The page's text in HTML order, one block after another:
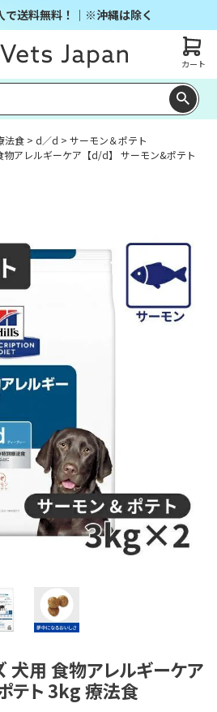
で送料無料！｜※沖縄は除く
カート
法食 d／d
サーモン＆ポテト
物アレルギーケア【d/d】 サーモン&ポテト
犬用 食物アレルギーケア
テト 3kg 療法食